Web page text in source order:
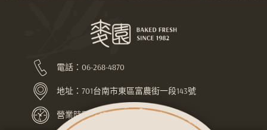
電話： 06-268-4870
地址： 701台南市東區富農街一段143號
營業時間：上午7:30-下午10:00